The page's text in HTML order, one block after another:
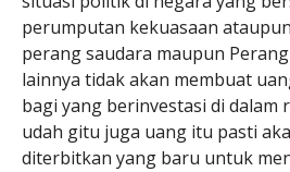
perumputan kekuasaan
perang saudara maupun
lainnya tidak akan membuat
bagi yang berinvestasi di dalam
udah gitu juga uang itu pasti
diterbitkan yang baru untuk